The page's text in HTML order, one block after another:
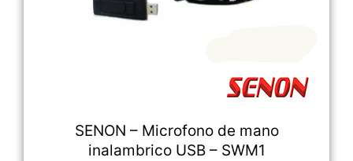
SENON – Microfono de mano
inalambrico USB – SWM1